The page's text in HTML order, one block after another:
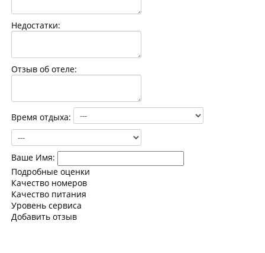
Недостатки:
Отзыв об отеле:
Время отдыха:
Ваше Имя:
Подробные оценки
Качество номеров
Качество питания
Уровень сервиса
Добавить отзыв